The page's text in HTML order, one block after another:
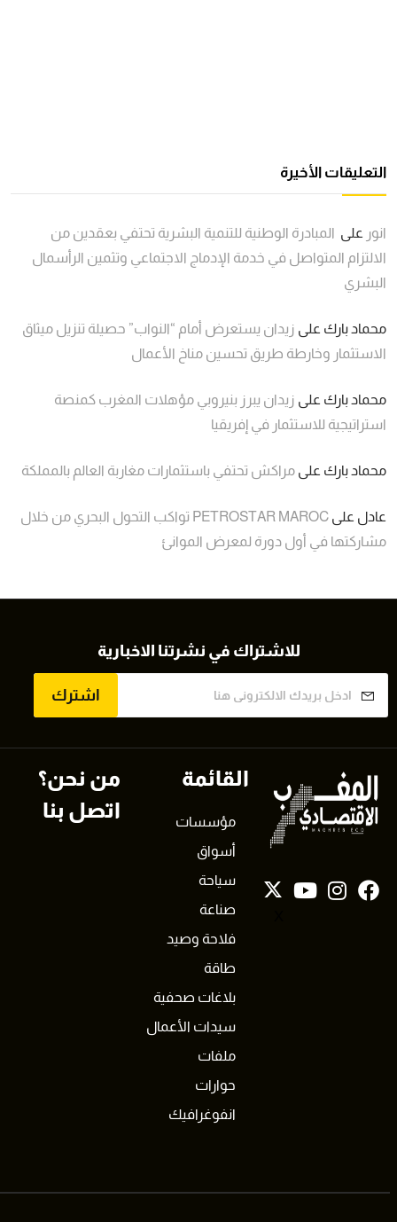
التعليقات الأخيرة
انور على المبادرة الوطنية للتنمية البشرية تحتفي بعقدين من
الالتزام المتواصل في خدمة الإدماج الاجتماعي وتثمين الرأسمال
البشري
محماد بارك على زيدان يستعرض أمام “النواب” حصيلة تنزيل ميثاق
الاستثمار وخارطة طريق تحسين مناخ الأعمال
محماد بارك على زيدان يبرز بنيروبي مؤهلات المغرب كمنصة
استراتيجية للاستثمار في إفريقيا
محماد بارك على مراكش تحتفي باستثمارات مغاربة العالم بالمملكة
عادل على
PETROSTAR MAROC تواكب التحول البحري من خلال
مشاركتها في أول دورة لمعرض الموانئ
للاشتراك في نشرتنا الاخبارية
اشترك
القائمة
مؤسسات
أسواق
سياحة
صناعة
فلاحة وصيد
طاقة
بلاغات صحفية
سيدات الأعمال
ملفات
حوارات
انفوغرافيك
من نحن؟
اتصل بنا